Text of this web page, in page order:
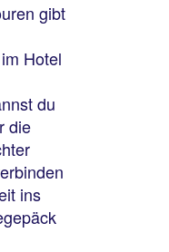
gibt
Hotel
du
die
ins